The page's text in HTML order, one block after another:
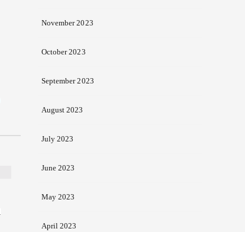
November 2023
October 2023
September 2023
August 2023
July 2023
June 2023
May 2023
April 2023